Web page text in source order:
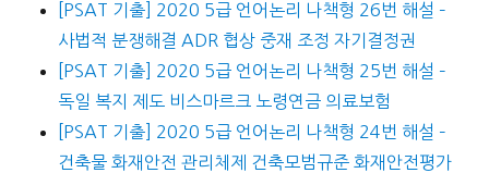
[PSAT 기출] 2020 5급 언어논리 나책형 26번 해설 –
사법적 분쟁해결 ADR 협상 중재 조정 자기결정권
[PSAT 기출] 2020 5급 언어논리 나책형 25번 해설 –
독일 복지 제도 비스마르크 노령연금 의료보험
[PSAT 기출] 2020 5급 언어논리 나책형 24번 해설 –
건축물 화재안전 관리체제 건축모범규준 화재안전평가